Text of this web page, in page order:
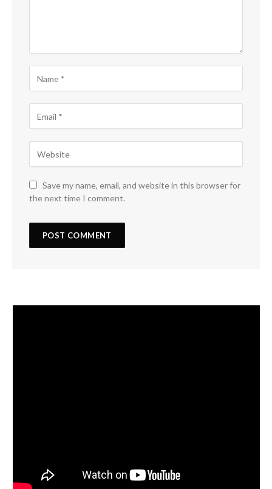
Save my name, email, and website in this browser for
the next time I comment.